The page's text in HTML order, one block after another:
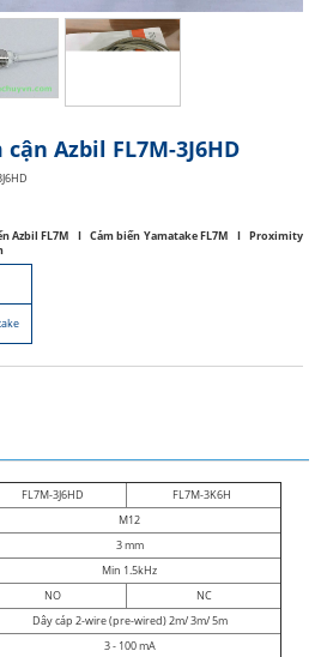
Azbil FL7M-3J6HD
Azbil FL7M I Cảm biến Yamatake FL7M I Proximity
FL7M-3J6HD
FL7M-3K6H
M12
3 mm
Min 1.5kHz
NO
NC
Dây cáp 2-wire (pre-wired) 2m/ 3m/ 5m
3 - 100 mA